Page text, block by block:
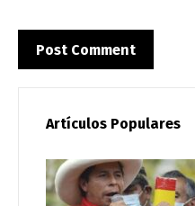
Artículos Populares